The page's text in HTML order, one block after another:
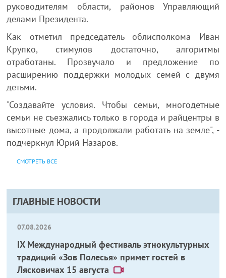
ГЛАВНЫЕ НОВОСТИ
07.08.2026
IX Международный фестиваль этнокультурных
традиций «Зов Полесья» примет гостей в
Лясковичах 15 августа
руководителям области, районов Управляющий
делами Президента.
Как отметил председатель облисполкома Иван
Крупко, стимулов достаточно, алгоритмы
отработаны. Прозвучало и предложение по
расширению поддержки молодых семей с двумя
детьми.
"Создавайте условия. Чтобы семьи, многодетные
семьи не съезжались только в города и райцентры в
высотные дома, а продолжали работать на земле", -
подчеркнул Юрий Назаров.
СМОТРЕТЬ ВСЕ